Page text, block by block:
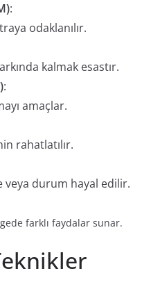
:
odaklanılır.
kalmak esastır.
:
amaçlar.
rahatlatılır.
veya durum hayal edilir.
farklı faydalar sunar.